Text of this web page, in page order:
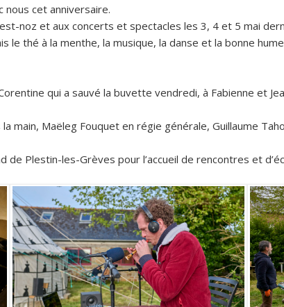
cet anniversaire.
noz et aux concerts et spectacles les 3, 4 et 5 mai
le thé à la menthe, la musique, la danse et la bonne
qui a sauvé la buvette vendredi, à Fabienne et
main, Maëleg Fouquet en régie générale, Guillaume
de Plestin-les-Grèves pour l’accueil de rencontres et